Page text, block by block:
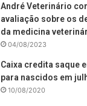
André Veterinário
avaliação sobre os
da medicina
04/08/2023
Caixa credita saque
para nascidos em
10/08/2020